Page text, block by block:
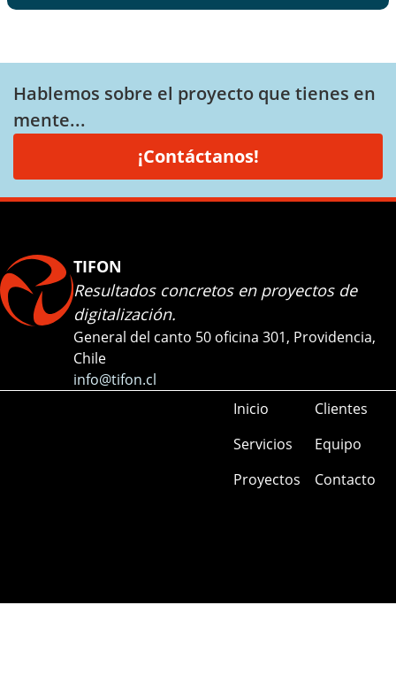
Hablemos sobre el proyecto que tienes en
mente...
¡Contáctanos!
TIFON
Resultados concretos en proyectos de
digitalización.
General del canto 50 oficina 301, Providencia,
Chile
info@tifon.cl
Inicio
Servicios
Proyectos
Clientes
Equipo
Contacto